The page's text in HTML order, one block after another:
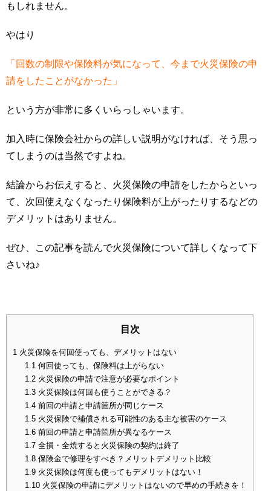
もしれません。
やはり
「回数の制限や保険料が気になって、今まで火災保険の申
請をしたことがなかった」
という方が非常に多くいらっしゃいます。
加入時に保険会社からの詳しい説明がなければ、そう思っ
てしまうのは当然ですよね。
結論からお伝えすると、 火災保険の申請をしたからといっ
て、次回使えなくなったり保険料が上がったりするなどの
デメリットはありません。
ぜひ、この記事を読んで火災保険について詳しくなって下
さいね♪
目次
1 火災保険を何回使っても、デメリットはない
1.1何回使っても、保険料は上がらない
1.2火災保険の申請で注意が必要なポイント
1.3火災保険は何回も使うことができる？
1.4前回の申請と申請箇所が同じケース
1.5火災保険で補償される可能性のある主な被害のケース
1.6前回の申請と申請箇所が異なるケース
1.7全損・全焼すると火災保険の契約は終了
1.8保険金で修理をすべき？メリットデメリット比較
1.9火災保険は何度も使ってもデメリットはない！
1.10火災保険の申請にデメリットはないので早めの手続きを！